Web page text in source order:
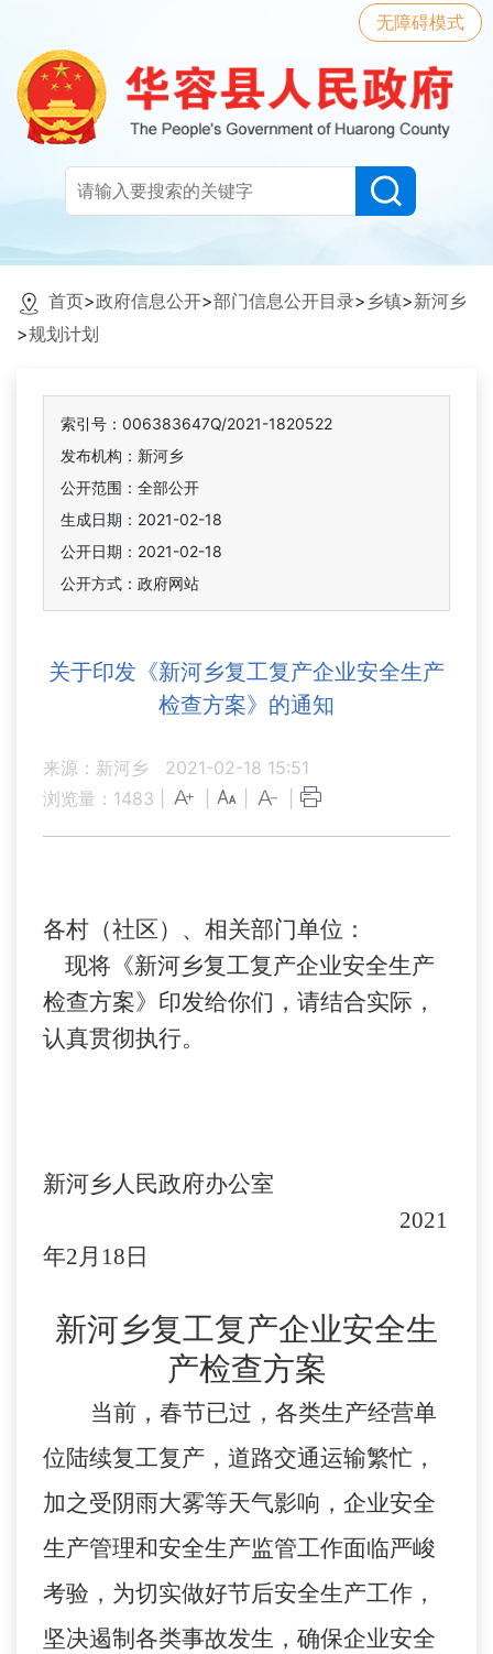
无障碍模式
首页>政府信息公开>部门信息公开目录> 乡镇>新河乡
>规划计划
索引号：006383647Q/2021-1820522
发布机构：新河乡
公开范围：全部公开
生成日期：2021-02-18
公开日期：2021-02-18
公开方式：政府网站
关于印发《新河乡复工复产企业安全生产
检查方案》的通知
来源：新河乡
2021-02-18 15:51
浏览量： 1483
各村（社区）、相关部门单位：
现将《新河乡复工复产企业安全生产
检查方案》印发给你们，请结合实际，
认真贯彻执行。
新河乡人民政府办公室
2021
年2月 18 日
新河乡复工复产企业安全生
产检查方案
当前，春节已过，各类生产经营单
位陆续复工复产，道路交通运输繁忙，
加之受阴雨大雾等天气影响，企业安全
生产管理和安全生产监管工作面临严峻
考验，为切实做好节后安全生产工作，
坚决遏制各类事故发生， 确保企业安全